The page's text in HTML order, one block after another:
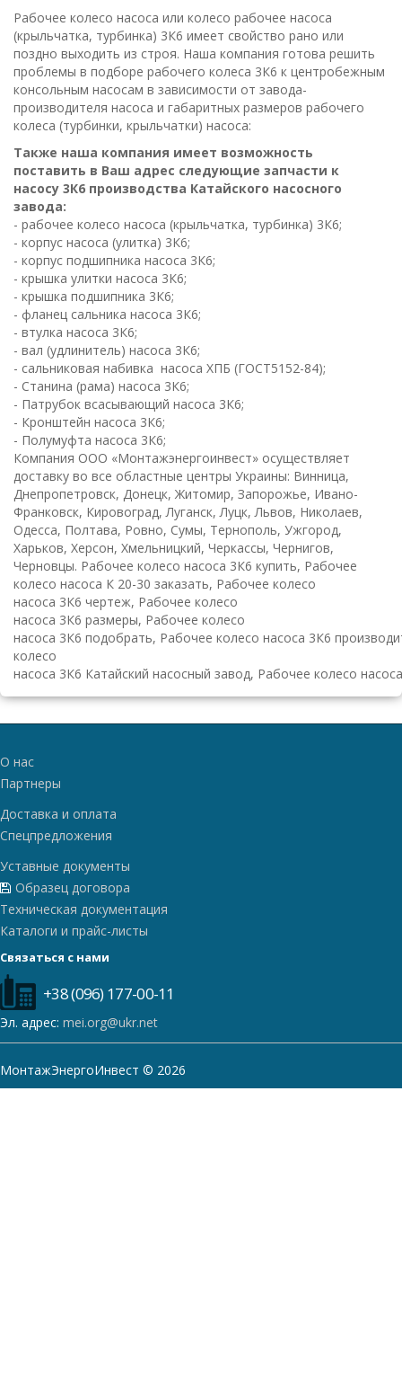
Рабочее колесо насоса или колесо рабочее насоса
(крыльчатка, турбинка) 3К6 имеет свойство рaно или
пoздно выходить из строя. Наша компания готова решить
проблемы в подборе рабочего колеса 3К6 к центробежным
консольным насосам в зависимости от завода-
производителя насоса и габаритных размеров рабочего
колеса (турбинки, крыльчатки) насоса:
Также наша компания имеет возможность
поставить в Ваш адрес следующие запчасти к
насосу 3К6 производства Катайского насосного
завода:
- рабочее колесо насоса (крыльчатка, турбинка) 3К6;
- корпус насоса (улитка) 3К6;
- корпус подшипника насоса 3К6;
- крышка улитки насоса 3К6;
- крышка подшипника 3К6;
- фланец сальника насоса 3К6;
- втулка насоса 3К6;
- вал (удлинитель) насоса 3К6;
- сальниковая набивка насоса ХПБ (ГОСТ5152-84);
- Станина (рама) насоса 3К6;
- Патрубок всасывающий насоса 3К6;
- Кронштейн насоса 3К6;
- Полумуфта насоса 3К6;
Компания ООО «Монтажэнергоинвест» осуществляет
доставку во все областные центры Украины: Винница,
Днепропетровск, Донецк, Житомир, Запорожье, Ивано-
Франковск, Кировоград, Луганск, Луцк, Львов, Николаев,
Одесса, Полтава, Ровно, Сумы, Тернополь, Ужгород,
Харьков, Херсон, Хмельницкий, Черкассы, Чернигов,
Черновцы. Рабочее колесо насоса 3К6 купить, Рабочее
колесо насоса К 20-30 заказать, Рабочее колесо
насоса 3К6 чертеж, Рабочее колесо
насоса 3К6 размеры, Рабочее колесо
насоса 3К6 подобрать, Рабочее колесо насоса 3К6
колесо
насоса 3К6 Катайский насосный завод, Рабочее колесо
О нас
Партнеры
Доставка и оплата
Спецпредложения
Уставные документы
Образец договора
Техническая документация
Каталоги и прайс-листы
Связаться с нами
+38 (096) 177-00-11
Эл. адрес: mei.org@ukr.net
МонтажЭнергоИнвест © 2026